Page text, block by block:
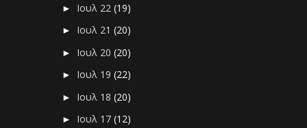
► Ιουλ 22(19)
► Ιουλ 21(20)
► Ιουλ 20(20)
► Ιουλ 19(22)
► Ιουλ 18(20)
► Ιουλ 17(12)